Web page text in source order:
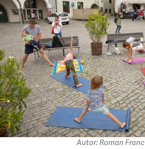
Autor: Roman Franc